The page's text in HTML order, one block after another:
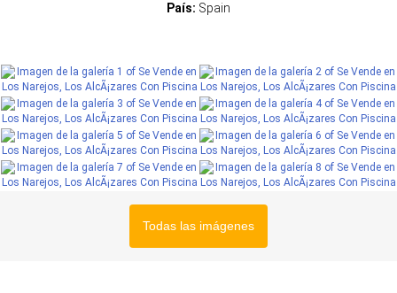
País: Spain
Todas las imágenes